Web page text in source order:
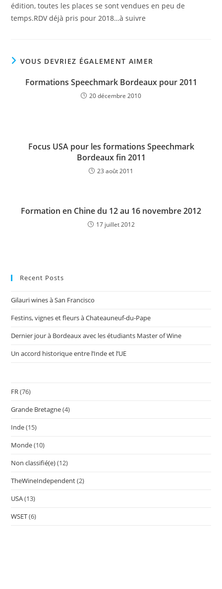
édition, toutes les places se sont vendues en peu de
temps.RDV déjà pris pour 2018…à suivre
VOUS DEVRIEZ ÉGALEMENT AIMER
Formations Speechmark Bordeaux pour 2011
20 décembre 2010
Focus USA pour les formations Speechmark
Bordeaux fin 2011
23 août 2011
Formation en Chine du 12 au 16 novembre 2012
17 juillet 2012
Recent Posts
Gilauri wines à San Francisco
Festins, vignes et fleurs à Chateauneuf-du-Pape
Dernier jour à Bordeaux avec les étudiants Master of Wine
Un accord historique entre l’Inde et l’UE
FR(76)
Grande Bretagne(4)
Inde(15)
Monde(10)
Non classifié(e)(12)
TheWineIndependent(2)
USA(13)
WSET(6)